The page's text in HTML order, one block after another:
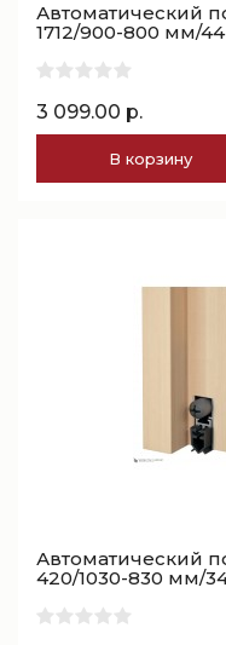
Автоматический
1712/900-800 мм/
3 099.00 р.
В корзину
Автоматический
420/1030-830 мм/